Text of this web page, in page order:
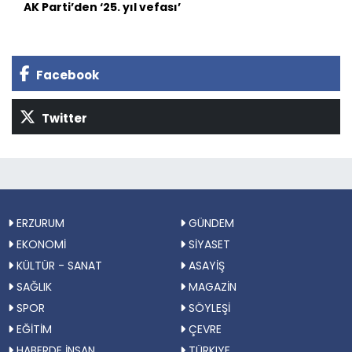
AK Parti’den ‘25. yıl vefası’
Facebook
Twitter
ERZURUM
GÜNDEM
EKONOMİ
SİYASET
KÜLTÜR - SANAT
ASAYİŞ
SAĞLIK
MAGAZİN
SPOR
SÖYLEŞİ
EĞİTİM
ÇEVRE